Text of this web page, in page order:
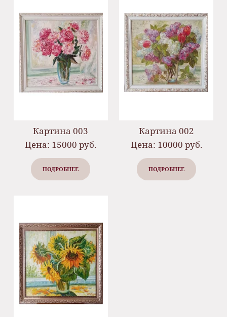
Картина 003
Цена: 15000 руб.
ПОДРОБНЕЕ
Картина 002
Цена: 10000 руб.
ПОДРОБНЕЕ